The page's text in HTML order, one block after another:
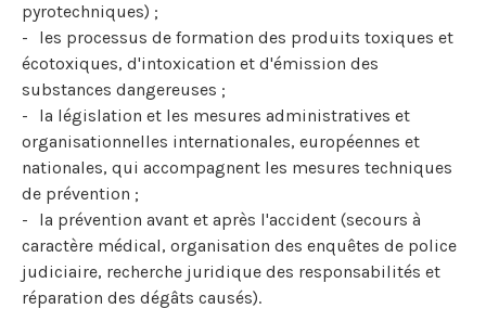
pyrotechniques) ;
les processus de formation des produits toxiques et
écotoxiques, d'intoxication et d'émission des
substances dangereuses ;
la législation et les mesures administratives et
organisationnelles internationales, européennes et
nationales, qui accompagnent les mesures techniques
de prévention ;
la prévention avant et après l'accident (secours à
caractère médical, organisation des enquêtes de police
judiciaire, recherche juridique des responsabilités et
réparation des dégâts causés).